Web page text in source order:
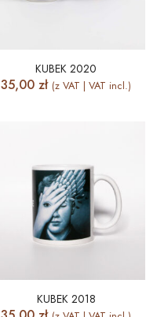
KUBEK 2020
35,00zł (z VAT | VAT incl.)
KUBEK 2018